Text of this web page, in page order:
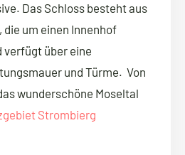
Das Schloss besteht aus
die um einen Innenhof
verfügt über eine
und Türme. Von
wunderschöne Moseltal
Strombierg